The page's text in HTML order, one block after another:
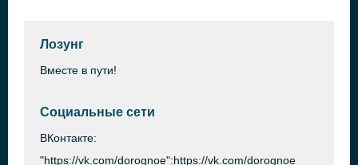
Лозунг
Вместе в пути!
Социальные сети
ВКонтакте:
"https://vk.com/dorognoe":https://vk.com/dorognoe